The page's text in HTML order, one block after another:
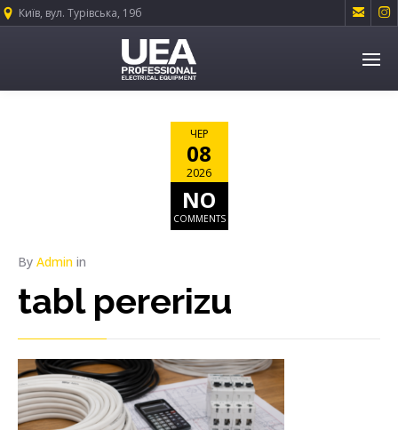
Київ, вул. Турівська, 19б  
ЧЕР
08
2026
NO
COMMENTS
By Admin in
tabl pererizu